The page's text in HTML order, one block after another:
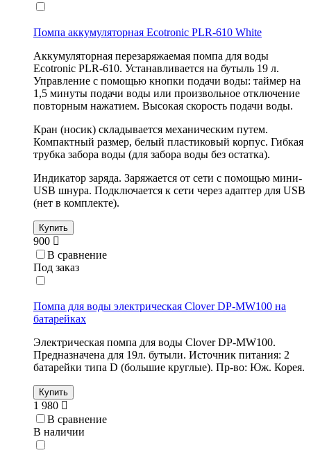
Помпа аккумуляторная Ecotronic PLR-610 White
Аккумуляторная перезаряжаемая помпа для воды
Ecotronic PLR-610. Устанавливается на бутыль 19 л.
Управление с помощью кнопки подачи воды: таймер на
1,5 минуты подачи воды или произвольное отключение
повторным нажатием. Высокая скорость подачи воды.
Кран (носик) складывается механическим путем.
Компактный размер, белый пластиковый корпус. Гибкая
трубка забора воды (для забора воды без остатка).
Индикатор заряда. Заряжается от сети с помощью мини-
USB шнура. Подключается к сети через адаптер для USB
(нет в комплекте).
Купить
900
В сравнение
Под заказ
Помпа для воды электрическая Clover DP-MW100 на
батарейках
Электрическая помпа для воды Clover DP-MW100.
Предназначена для 19л. бутыли. Источник питания: 2
батарейки типа D (большие круглые). Пр-во: Юж. Корея.
Купить
1 980
В сравнение
В наличии